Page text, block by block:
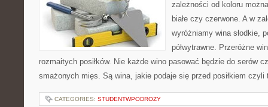
zależności od koloru
białe czy czerwone. A w
wyróżniamy wina słodkie,
półwytrawne. Przeróżne
rozmaitych posiłków. Nie każde wino pasować będzie do serów
smażonych mięs. Są wina, jakie podaje się przed posiłkiem
CATEGORIES: STUDENTWPODROZY